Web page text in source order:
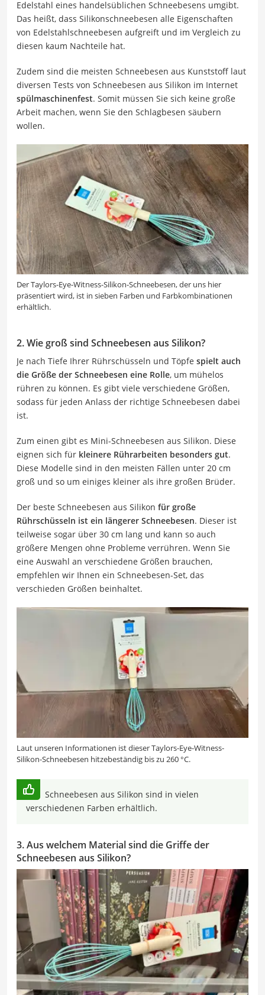
Edelstahl eines handelsüblichen Schneebesens umgibt.
Das heißt, dass Silikonschneebesen alle Eigenschaften
von Edelstahlschneebesen aufgreift und im Vergleich zu
diesen kaum Nachteile hat.
Zudem sind die meisten Schneebesen aus Kunststoff laut
diversen Tests von Schneebesen aus Silikon im Internet
spülmaschinenfest. Somit müssen Sie sich keine große
Arbeit machen, wenn Sie den Schlagbesen säubern
wollen.
Der Taylors-Eye-Witness-Silikon-Schneebesen, der uns hier
präsentiert wird, ist in sieben Farben und Farbkombinationen
erhältlich.
2. Wie groß sind Schneebesen aus Silikon?
Je nach Tiefe Ihrer Rührschüsseln und Töpfe spielt auch
die Größe der Schneebesen eine Rolle, um mühelos
rühren zu können. Es gibt viele verschiedene Größen,
sodass für jeden Anlass der richtige Schneebesen dabei
ist.
Zum einen gibt es Mini-Schneebesen aus Silikon. Diese
eignen sich für kleinere Rührarbeiten besonders gut.
Diese Modelle sind in den meisten Fällen unter 20 cm
groß und so um einiges kleiner als ihre großen Brüder.
Der beste Schneebesen aus Silikon für große
Rührschüsseln ist ein längerer Schneebesen. Dieser ist
teilweise sogar über 30 cm lang und kann so auch
größere Mengen ohne Probleme verrühren. Wenn Sie
eine Auswahl an verschiedene Größen brauchen,
empfehlen wir Ihnen ein Schneebesen-Set, das
verschieden Größen beinhaltet.
Laut unseren Informationen ist dieser Taylors-Eye-Witness-
Silikon-Schneebesen hitzebeständig bis zu 260 °C.
Schneebesen aus Silikon sind in vielen
verschiedenen Farben erhältlich.
3. Aus welchem Material sind die Griffe der
Schneebesen aus Silikon?